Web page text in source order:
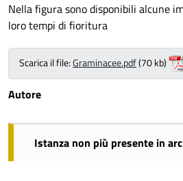
Nella figura sono disponibili alcune
loro tempi di fioritura
Scarica il file:Graminacee.pdf(70 kb)
Autore
Istanza non più presente in